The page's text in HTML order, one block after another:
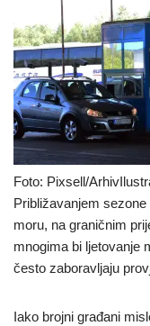
Foto: Pixsell/
Približavanjem
moru, na graničnim
mnogima bi ljetovanje
često zaboravljaju
Iako brojni građani